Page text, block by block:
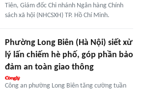
Tiên, Giám đốc Chi nhánh Ngân hàng Chính
sách xã hội (NHCSXH) TP. Hồ Chí Minh.
Phường Long Biên (Hà Nội) siết xử
lý lấn chiếm hè phố, góp phần bảo
đảm an toàn giao thông
Công an phường Long Biên tăng cường tuần